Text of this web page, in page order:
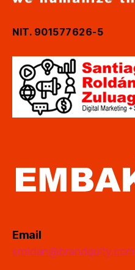
NIT. 901577626-5
Email
sroldan@brandquity.com